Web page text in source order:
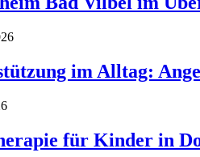
im Alltag:
für Kinder in